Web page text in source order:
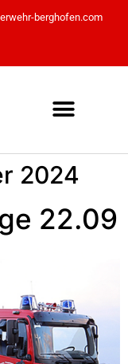
berghofen.com
2024
22.09